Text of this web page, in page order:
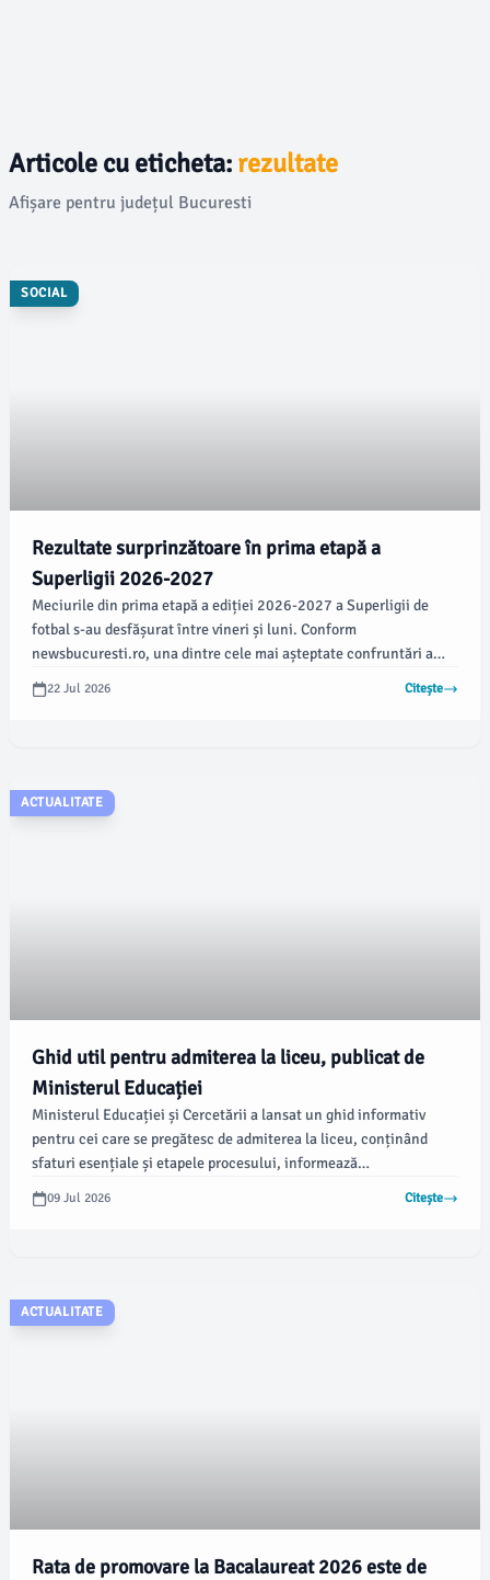
Articole cu eticheta: rezultate
Afișare pentru județul Bucuresti
SOCIAL
Rezultate surprinzătoare în prima etapă a
Superligii 2026-2027
Meciurile din prima etapă a ediției 2026-2027 a Superligii de
fotbal s-au desfășurat între vineri și luni. Conform
newsbucuresti.ro, una dintre cele mai așteptate confruntări a
fost între FC Voluntari și AFC Botoșani, încheiată cu un rezultat
de 2-2.
22 Jul 2026 Citește
ACTUALITATE
Ghid util pentru admiterea la liceu, publicat de
Ministerul Educației
Ministerul Educației și Cercetării a lansat un ghid informativ
pentru cei care se pregătesc de admiterea la liceu, conținând
sfaturi esențiale și etapele procesului, informează
newsbucuresti.ro. Ghidul a fost prezentat joi pe Facebook și
include detalii privind completarea opțiunilor de admitere și alte
09 Jul 2026 Citește
ACTUALITATE
Rata de promovare la Bacalaureat 2026 este de